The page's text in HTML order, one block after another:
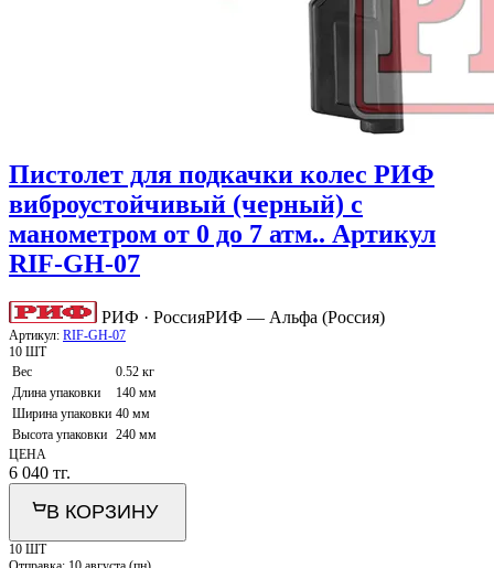
Пистолет для подкачки колес РИФ
виброустойчивый (черный) с
манометром от 0 до 7 атм.. Артикул
RIF-GH-07
РИФ · РоссияРИФ — Альфа (Россия)
Артикул: RIF-GH-07
10 ШТ
Вес
0.52 кг
Длина упаковки
140 мм
Ширина упаковки 40 мм
Высота упаковки 240 мм
ЦЕНА
6 040 тг.
В КОРЗИНУ
10 ШТ